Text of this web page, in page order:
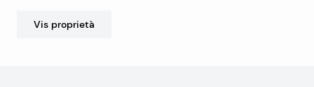
Vis proprietà